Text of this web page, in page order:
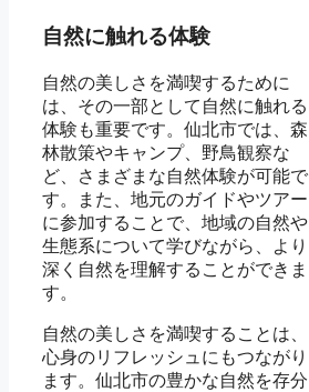
自然に触れる体験
自然の美しさを満喫するために
は、その一部として自然に触れる
体験も重要です。仙北市では、森
林散策やキャンプ、野鳥観察な
ど、さまざまな自然体験が可能で
す。また、地元のガイドやツアー
に参加することで、地域の自然や
生態系について学びながら、より
深く自然を理解することができま
す。
自然の美しさを満喫することは、
心身のリフレッシュにもつながり
ます。仙北市の豊かな自然を存分